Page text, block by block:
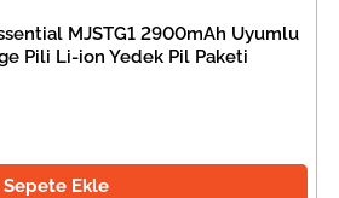
MJSTG1 2900mAh Uyumlu
Pili Li-ion Yedek Pil Paketi
Sepete Ekle